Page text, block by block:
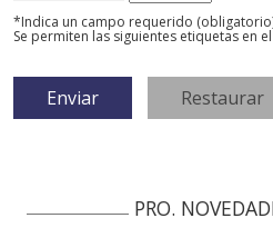
*Indica un campo requerido
Se permiten las siguientes etiquetas en
PRO.